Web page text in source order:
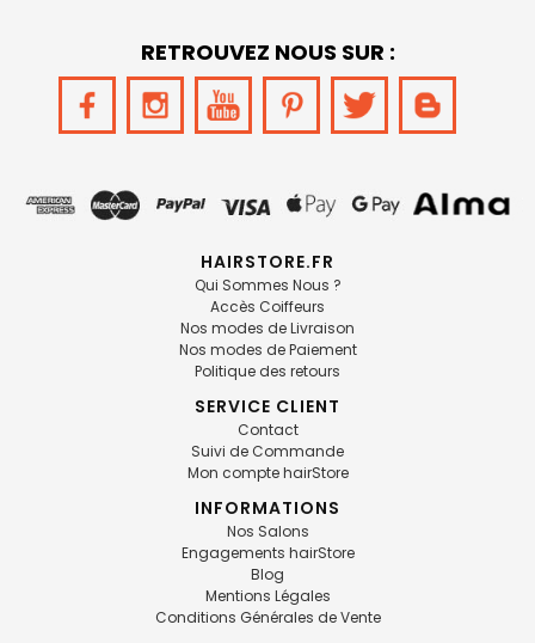
RETROUVEZ NOUS SUR :
HAIRSTORE.FR
Qui Sommes Nous ?
Accès Coiffeurs
Nos modes de Livraison
Nos modes de Paiement
Politique des retours
SERVICE CLIENT
Contact
Suivi de Commande
Mon compte hairStore
INFORMATIONS
Nos Salons
Engagements hairStore
Blog
Mentions Légales
Conditions Générales de Vente